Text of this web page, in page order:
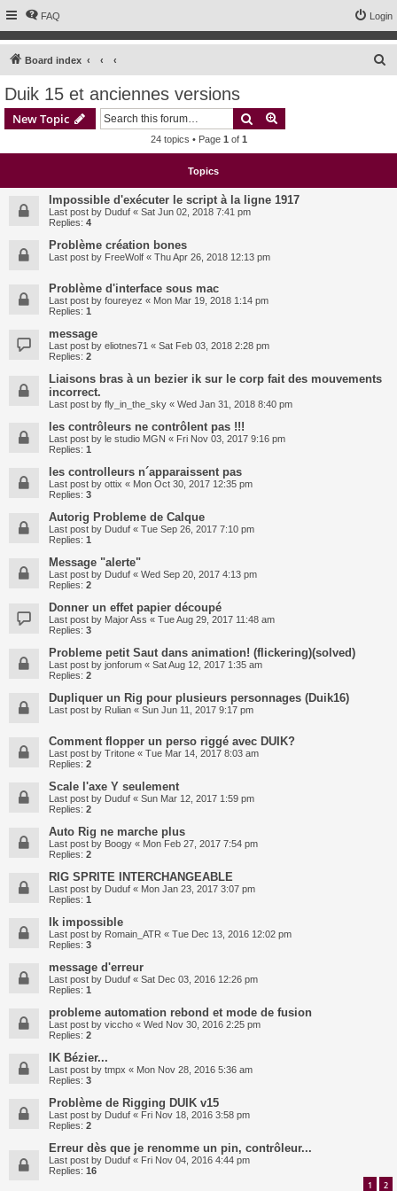
FAQ Login
Board index
Duik 15 et anciennes versions
New Topic Search
24 topics • Page 1 of 1
Topics
Impossible d'exécuter le script à la ligne 1917
Last post by Duduf « Sat Jun 02, 2018 7:41 pm
Replies: 4
Problème création bones
Last post by FreeWolf « Thu Apr 26, 2018 12:13 pm
Problème d'interface sous mac
Last post by foureyez « Mon Mar 19, 2018 1:14 pm
Replies: 1
message
Last post by eliotnes71 « Sat Feb 03, 2018 2:28 pm
Replies: 2
Liaisons bras à un bezier ik sur le corp fait des mouvements
incorrect.
Last post by fly_in_the_sky « Wed Jan 31, 2018 8:40 pm
les contrôleurs ne contrôlent pas !!!
Last post by le studio MGN « Fri Nov 03, 2017 9:16 pm
Replies: 1
les controlleurs n´apparaissent pas
Last post by ottix « Mon Oct 30, 2017 12:35 pm
Replies: 3
Autorig Probleme de Calque
Last post by Duduf « Tue Sep 26, 2017 7:10 pm
Replies: 1
Message "alerte"
Last post by Duduf « Wed Sep 20, 2017 4:13 pm
Replies: 2
Donner un effet papier découpé
Last post by Major Ass « Tue Aug 29, 2017 11:48 am
Replies: 3
Probleme petit Saut dans animation! (flickering)(solved)
Last post by jonforum « Sat Aug 12, 2017 1:35 am
Replies: 2
Dupliquer un Rig pour plusieurs personnages (Duik16)
Last post by Rulian « Sun Jun 11, 2017 9:17 pm
Comment flopper un perso riggé avec DUIK?
Last post by Tritone « Tue Mar 14, 2017 8:03 am
Replies: 2
Scale l'axe Y seulement
Last post by Duduf « Sun Mar 12, 2017 1:59 pm
Replies: 2
Auto Rig ne marche plus
Last post by Boogy « Mon Feb 27, 2017 7:54 pm
Replies: 2
RIG SPRITE INTERCHANGEABLE
Last post by Duduf « Mon Jan 23, 2017 3:07 pm
Replies: 1
Ik impossible
Last post by Romain_ATR « Tue Dec 13, 2016 12:02 pm
Replies: 3
message d'erreur
Last post by Duduf « Sat Dec 03, 2016 12:26 pm
Replies: 1
probleme automation rebond et mode de fusion
Last post by viccho « Wed Nov 30, 2016 2:25 pm
Replies: 2
IK Bézier...
Last post by tmpx « Mon Nov 28, 2016 5:36 am
Replies: 3
Problème de Rigging DUIK v15
Last post by Duduf « Fri Nov 18, 2016 3:58 pm
Replies: 2
Erreur dès que je renomme un pin, contrôleur...
Last post by Duduf « Fri Nov 04, 2016 4:44 pm
Replies: 16
1 2